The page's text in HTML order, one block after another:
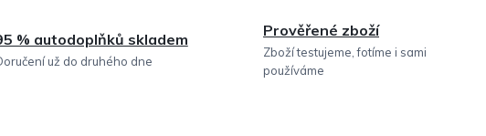
% autodoplňků skladem
už do druhého dne
Prověřené zboží
Zboží testujeme, fotíme i sami
používáme